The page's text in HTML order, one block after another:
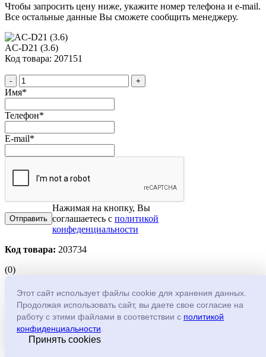
Чтобы запросить цену ниже, укажите номер телефона и e-mail.
Все остальные данные Вы сможете сообщить менеджеру.
AC-D21 (3.6)
Код товара: 207151
- +
Имя*
Телефон*
E-mail*
Нажимая на кнопку, Вы
соглашаетесь с политикой
конфеденциальности
Код товара: 203734
(0)
AC-VD10 AHD видеокамера купольная
Производитель: O'ZERO
AC-VD10 O'ZERO - вандалозащищенная купольная AHD-
камера. Матрица 1/4” КМОП, Silicon Optronics H42 + XM310.
Этот сайт использует файлы cookie для хранения данных.
Продолжая использовать сайт, вы даете свое согласие на
работу с этими файлами в соответствии с политикой
конфиденциальности
Принять cookies